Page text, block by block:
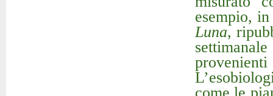
esempio,
Luna,
come le